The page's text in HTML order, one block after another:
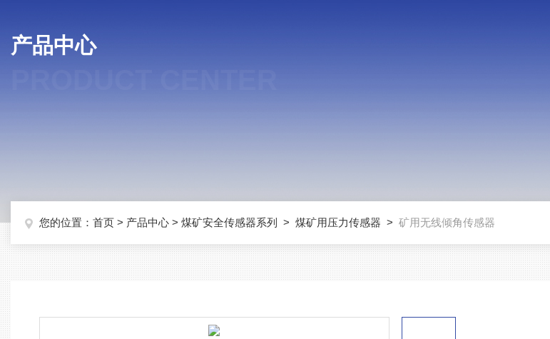
产品中心
您的位置： 首页 > 产品中心 > 煤矿安全传感器系列 > 煤矿用压力传感器 > 矿用无线倾角传感器